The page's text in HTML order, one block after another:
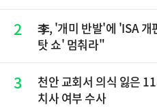
2
李, '개미 반발'에 'ISA
탓 쇼' 멈춰라"
3
천안 교회서 의식 잃은
치사 여부 수사